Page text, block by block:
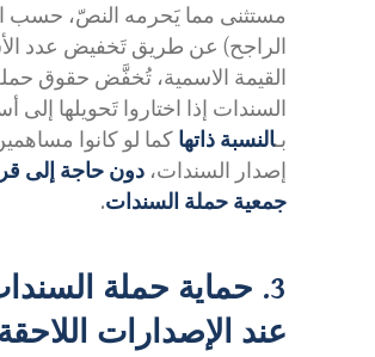
مستثنى مما يَحرمه النصّ، حسب
الراجح) عن طريق تَخفيض عدد
القيمة الاسمية، تُخفَّض حقوق
السندات إذا اختاروا تَحويلها إلى
بـالنسبة ذاتها كما لو كانوا
إصدار السندات، دون حاجة إلى
جمعية حملة السندات.
3. حماية حملة
عند الإصدارات اللاحقة